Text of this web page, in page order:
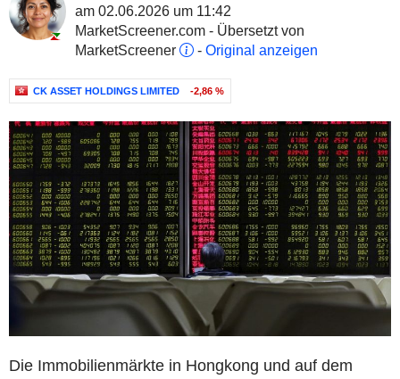
am 02.06.2026 um 11:42
MarketScreener.com - Übersetzt von
MarketScreener
- Original anzeigen
CK ASSET HOLDINGS LIMITED -2,86 %
Die Immobilienmärkte in Hongkong und auf dem